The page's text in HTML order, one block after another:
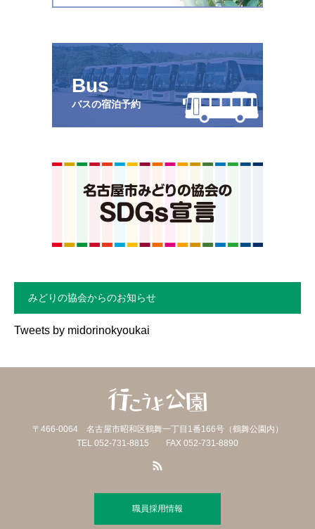
Bus
バスの宿泊予約
みどりの協会からのお知らせ
Tweets by midorinokyoukai
〒466-0064 名古屋市昭和区鶴舞一丁目1番166号（鶴舞公園内）
TEL 052-731-8815 FAX 052-731-8890
職員採用情報